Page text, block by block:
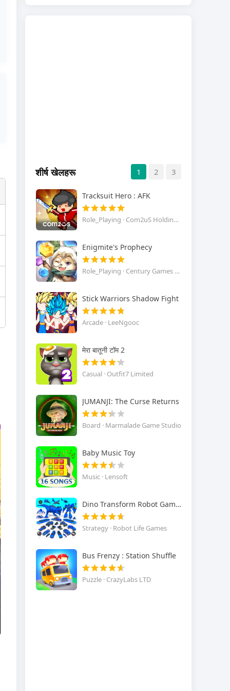
शीर्ष खेलहरू 1 2 3
Tracksuit Hero : AFK
Role_Playing · Com2uS Holdings Corporation
Enigmite's Prophecy
Role_Playing · Century Games Publishing
Stick Warriors Shadow Fight
Arcade · LeeNgooc
मेरा बातूनी टॉम 2
Casual · Outfit7 Limited
JUMANJI: The Curse Returns
Board · Marmalade Game Studio
Baby Music Toy
Music · Lensoft
Dino Transform Robot Games
Strategy · Robot Life Games
Bus Frenzy : Station Shuffle
Puzzle · CrazyLabs LTD